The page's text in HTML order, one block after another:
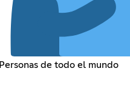
Personas de todo el mundo